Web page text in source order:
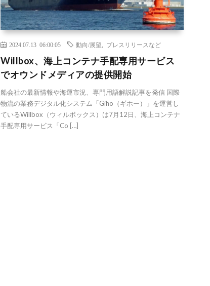
2024.07.13 06:00:05 動向/展望 プレスリリースなど
Willbox、海上コンテナ手配専用サービス
でオウンドメディアの提供開始
船会社の最新情報や海運市況、専門用語解説記事を発信 国際
物流の業務デジタル化システム「Giho（ギホー）」を運営し
ているWillbox（ウィルボックス）は7月12日、海上コンテナ
手配専用サービス「Co […]